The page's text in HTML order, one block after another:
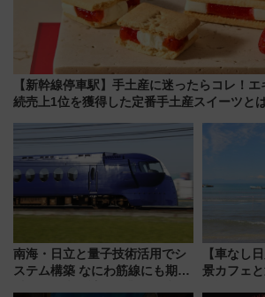
【新幹線停車駅】手土産に迷ったらコレ！
続売上1位を獲得した定番手土産スイーツと
南海・日立と量子技術活用でシ
ステム構築 なにわ筋線にも期待
【車なし
景カフェ